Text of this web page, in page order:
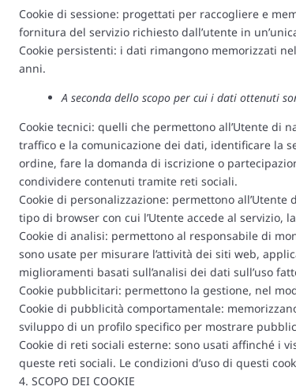
Cookie di sessione: progettati per raccogliere e
fornitura del servizio richiesto dall’utente in
Cookie persistenti: i dati rimangono memorizzati
anni.
A seconda dello scopo per cui i dati ottenuti
Cookie tecnici: quelli che permettono all’Utente di
traffico e la comunicazione dei dati, identificare la
ordine, fare la domanda di iscrizione o
condividere contenuti tramite reti sociali.
Cookie di personalizzazione: permettono
tipo di browser con cui l’Utente accede al servizio,
Cookie di analisi: permettono al responsabile di
sono usate per misurare l’attività dei siti web,
miglioramenti basati sull’analisi dei dati sull’uso
Cookie pubblicitari: permettono la gestione, nel
Cookie di pubblicità comportamentale:
sviluppo di un profilo specifico per mostrare
Cookie di reti sociali esterne: sono usati affinché i
queste reti sociali. Le condizioni d’uso di questi
4. SCOPO DEI COOKIE